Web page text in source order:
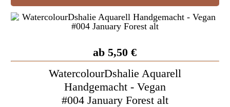
ab 5,50 €
WatercolourDshalie Aquarell
Handgemacht - Vegan
#004 January Forest alt